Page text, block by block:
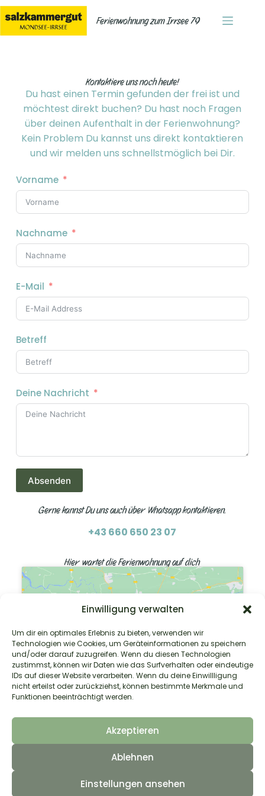
Einwilligung verwalten
Um dir ein optimales Erlebnis zu bieten, verwenden wir
Technologien wie Cookies, um Geräteinformationen zu speichern
und/oder darauf zuzugreifen. Wenn du diesen Technologien
zustimmst, können wir Daten wie das Surfverhalten oder eindeutige
IDs auf dieser Website verarbeiten. Wenn du deine Einwillligung
nicht erteilst oder zurückziehst, können bestimmte Merkmale und
Funktionen beeinträchtigt werden.
Akzeptieren
Ablehnen
Einstellungen ansehen
Ferienwohnung zum Irrsee 79
Kontaktiere uns noch heute!
Du hast einen Termin gefunden der frei ist und
möchtest direkt buchen? Du hast noch Fragen
über deinen Aufenthalt in der Ferienwohnung?
Kein Problem Du kannst uns direkt kontaktieren
und wir melden uns schnellstmöglich bei Dir.
Vorname
Nachname
E-Mail
Betreff
Deine Nachricht
Absenden
Gerne kannst Du uns auch über Whatsapp kontaktieren.
+43 660 650 23 07
Hier wartet die Ferienwohnung auf dich
Klicke hier, um Marketing-Cookies zu
akzeptieren und diesen Inhalt zu
aktivieren
Kontakt und Anreise
Impressum